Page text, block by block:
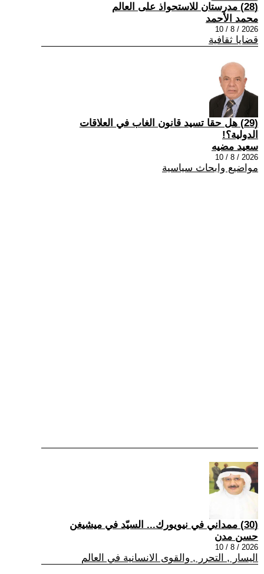
(28) مدرستان للاستحواذ على العالم
محمد الأحمد
2026 / 8 / 10
قضايا ثقافية
(29) هل حقا تسيد قانون الغاب في العلاقات
الدولية؟!
سعيد مضيه
2026 / 8 / 10
مواضيع وابحاث سياسية
(30) ممداني في نيويورك... السيّد في ميشيغن
حسن مدن
2026 / 8 / 10
اليسار , التحرر , والقوى الانسانية في العالم